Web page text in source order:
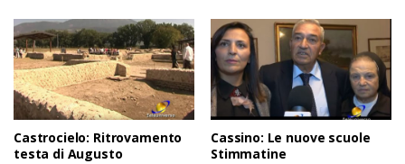
Castrocielo: Ritrovamento
testa di Augusto
Cassino: Le nuove scuole
Stimmatine